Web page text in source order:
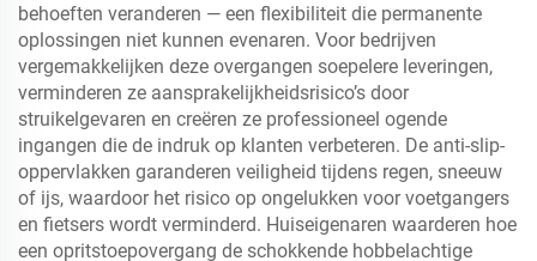
behoeften veranderen — een flexibiliteit die permanente
oplossingen niet kunnen evenaren. Voor bedrijven
vergemakkelijken deze overgangen soepelere leveringen,
verminderen ze aansprakelijkheidsrisico’s door
struikelgevaren en creëren ze professioneel ogende
ingangen die de indruk op klanten verbeteren. De anti-slip-
oppervlakken garanderen veiligheid tijdens regen, sneeuw
of ijs, waardoor het risico op ongelukken voor voetgangers
en fietsers wordt verminderd. Huiseigenaren waarderen hoe
een opritstoepovergang de schokkende hobbelachtige